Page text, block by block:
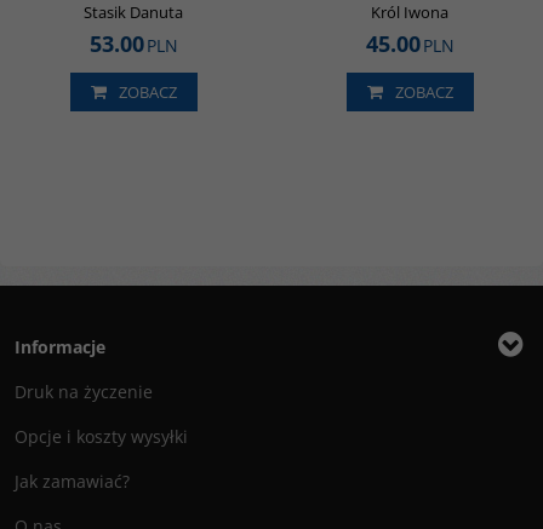
Stasik Danuta
53.00PLN
ZOBACZ
Król Iwona
45.00PLN
ZOBACZ
Informacje
Druk na życzenie
Opcje i koszty wysyłki
Jak zamawiać?